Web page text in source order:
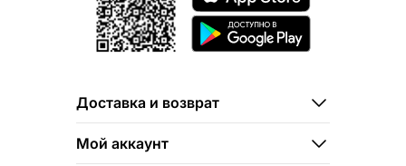
Доставка и возврат
Мой аккаунт